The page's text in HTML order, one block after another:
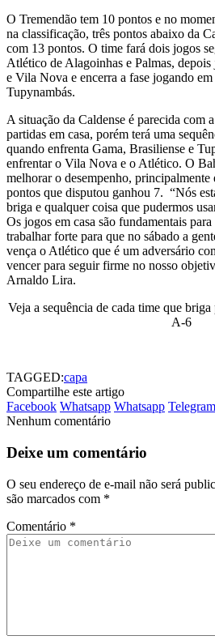
O Tremendão tem 10 pontos e no
na classificação, três pontos abaixo da
com 13 pontos. O time fará dois jogos
Atlético de Alagoinhas e Palmas,
e Vila Nova e encerra a fase jogando em
Tupynambás.
A situação da Caldense é parecida com
partidas em casa, porém terá uma
quando enfrenta Gama, Brasiliense e
enfrentar o Vila Nova e o Atlético. O
melhorar o desempenho, principalmente
pontos que disputou ganhou 7. “Nós
briga e qualquer coisa que pudermos
Os jogos em casa são fundamentais
trabalhar forte para que no sábado a
vença o Atlético que é um adversário
vencer para seguir firme no nosso
Arnaldo Lira.
Veja a sequência de cada time que
A-6
TAGGED:capa
Compartilhe este artigo
Facebook Whatsapp Whatsapp Telegram
Nenhum comentário
Deixe um comentário
O seu endereço de e-mail não será
são marcados com *
Comentário *